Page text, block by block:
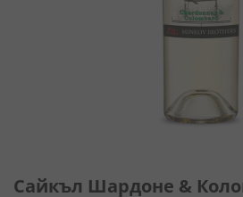
към
Сайкъл Шардоне &